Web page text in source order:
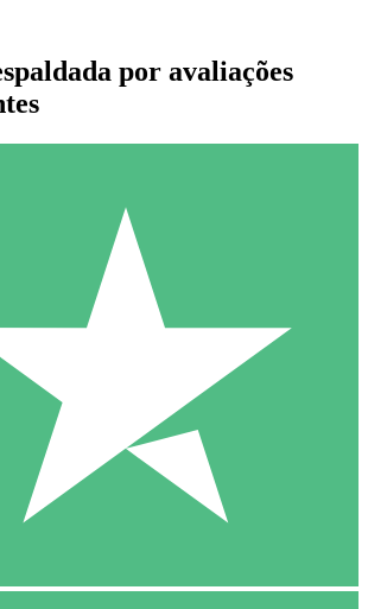
de Créditos Individuais
o uso com créditos de download. Sem
1000
por avaliações